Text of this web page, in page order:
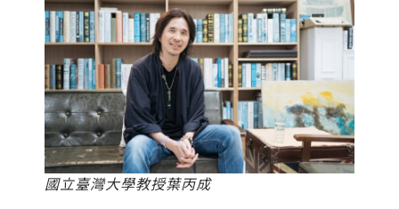
國立臺灣大學教授葉丙成